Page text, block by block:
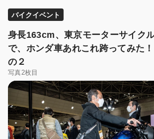
バイクイベント
身長163cm、東京モーターサイク
で、ホンダ車あれこれ跨ってみた
の２
写真2枚目